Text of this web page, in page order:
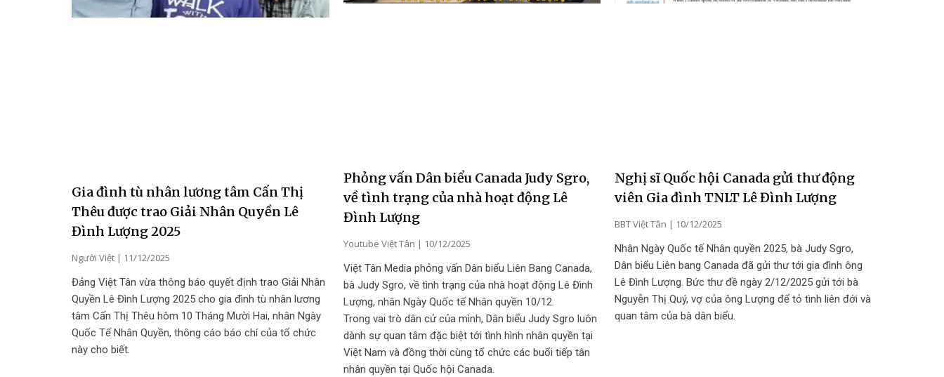
Gia đình tù nhân lương tâm Cấn Thị
Thêu được trao Giải Nhân Quyền Lê
Đình Lượng 2025
Người Việt
11/12/2025
Đảng Việt Tân vừa thông báo quyết định trao Giải Nhân
Quyền Lê Đình Lượng 2025 cho gia đình tù nhân lương
tâm Cấn Thị Thêu hôm 10 Tháng Mười Hai, nhân Ngày
Quốc Tế Nhân Quyền, thông cáo báo chí của tổ chức
này cho biết.
Phỏng vấn Dân biểu Canada Judy Sgro,
về tình trạng của nhà hoạt động Lê
Đình Lượng
Youtube Việt Tân
10/12/2025
Việt Tân Media phỏng vấn Dân biểu Liên Bang Canada,
bà Judy Sgro, về tình trạng của nhà hoạt động Lê Đình
Lượng, nhân Ngày Quốc tế Nhân quyền 10/12.
Trong vai trò dân cử của mình, Dân biểu Judy Sgro luôn
dành sự quan tâm đặc biệt tới tình hình nhân quyền tại
Việt Nam và đồng thời cùng tổ chức các buổi tiếp tân
nhân quyền tại Quốc hội Canada.
Nghị sĩ Quốc hội Canada gửi thư động
viên Gia đình TNLT Lê Đình Lượng
BBT Việt Tân
10/12/2025
Nhân Ngày Quốc tế Nhân quyền 2025, bà Judy Sgro,
Dân biểu Liên bang Canada đã gửi thư tới gia đình ông
Lê Đình Lượng. Bức thư đề ngày 2/12/2025 gửi tới bà
Nguyễn Thị Quý, vợ của ông Lượng để tỏ tình liên đới và
quan tâm của bà dân biểu.